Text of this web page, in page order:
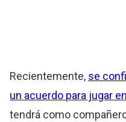
Recientemente, se
un acuerdo para jugar
tendrá como